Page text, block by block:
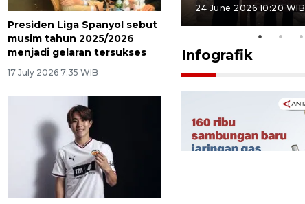
Presiden Liga Spanyol sebut
musim tahun 2025/2026
menjadi gelaran tersukses
17 July 2026 7:35 WIB
12:55 WIB 24 June 2026 10:20 WIB
Infografik